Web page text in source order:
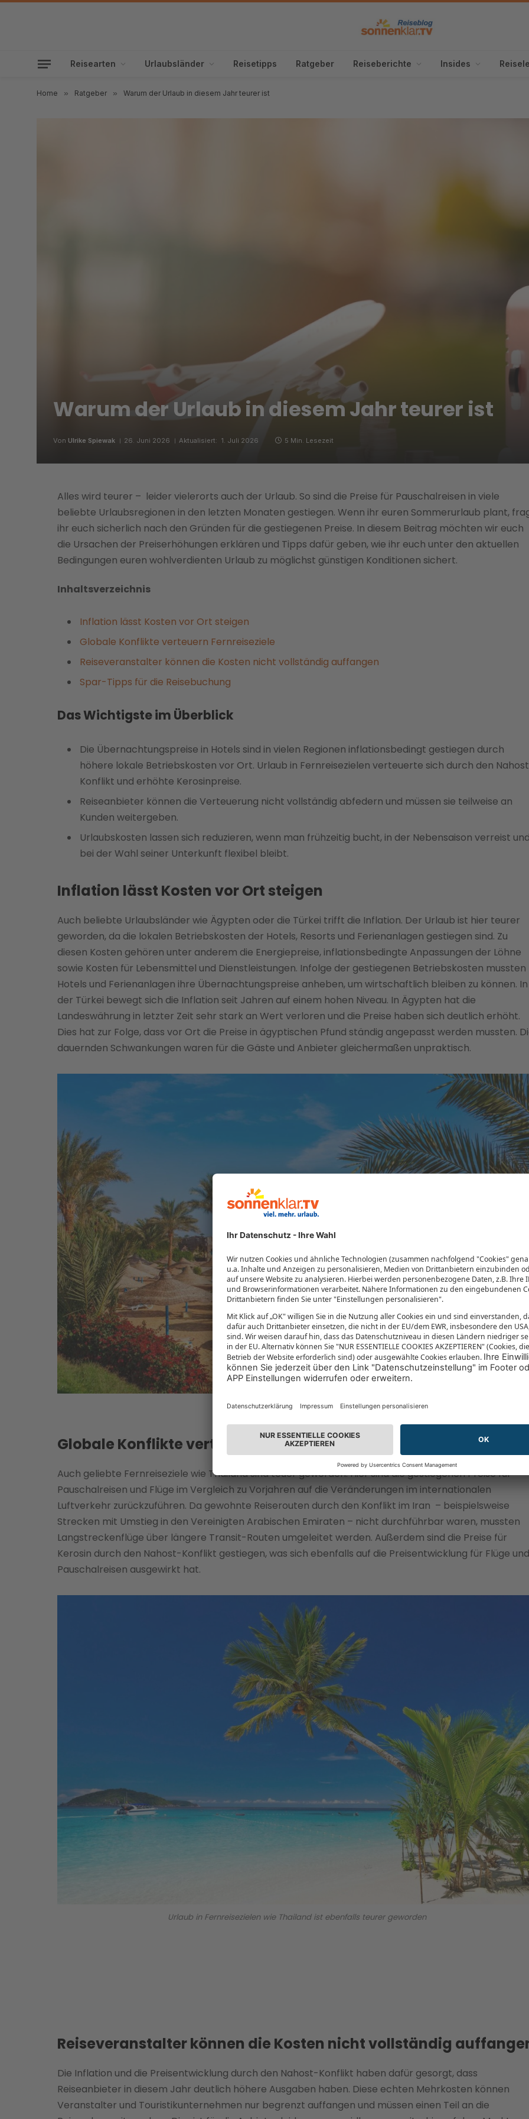
Reisearten Urlaubsländer Reisetipps Ratgeber Reiseberichte Insides
Home » Ratgeber » Warum der Urlaub in diesem Jahr teurer ist
Warum der Urlaub in diesem Jahr teurer ist
Von Ulrike Spiewak 26. Juni 2026 Aktualisiert: 1. Juli 2026 5 Min. Lesezeit
Alles wird teurer – leider vielerorts auch der Urlaub. So sind die Preise für Pauschalreisen in viele
beliebte Urlaubsregionen in den letzten Monaten gestiegen. Wenn ihr euren Sommerurlaub plant,
ihr euch sicherlich nach den Gründen für die gestiegenen Preise. In diesem Beitrag möchten wir euch
die Ursachen der Preiserhöhungen erklären und Tipps dafür geben, wie ihr euch unter den aktuellen
Bedingungen euren wohlverdienten Urlaub zu möglichst günstigen Konditionen sichert.
Inhaltsverzeichnis
Inflation lässt Kosten vor Ort steigen
Globale Konflikte verteuern Fernreiseziele
Reiseveranstalter können die Kosten nicht vollständig auffangen
Spar-Tipps für die Reisebuchung
Das Wichtigste im Überblick
Die Übernachtungspreise in Hotels sind in vielen Regionen inflationsbedingt gestiegen durch
höhere lokale Betriebskosten vor Ort. Urlaub in Fernreisezielen verteuerte sich durch den
Konflikt und erhöhte Kerosinpreise.
Reiseanbieter können die Verteuerung nicht vollständig abfedern und müssen sie teilweise an
Kunden weitergeben.
Urlaubskosten lassen sich reduzieren, wenn man frühzeitig bucht, in der Nebensaison verreist
bei der Wahl seiner Unterkunft flexibel bleibt.
Inflation lässt Kosten vor Ort steigen
Auch beliebte Urlaubsländer wie Ägypten oder die Türkei trifft die Inflation. Der Urlaub ist hier teurer
geworden, da die lokalen Betriebskosten der Hotels, Resorts und Ferienanlagen gestiegen sind. Zu
diesen Kosten gehören unter anderem die Energiepreise, inflationsbedingte Anpassungen der Löhne
sowie Kosten für Lebensmittel und Dienstleistungen. Infolge der gestiegenen Betriebskosten mussten
Hotels und Ferienanlagen ihre Übernachtungspreise anheben, um wirtschaftlich bleiben zu können. In
der Türkei bewegt sich die Inflation seit Jahren auf einem hohen Niveau. In Ägypten hat die
Landeswährung in letzter Zeit sehr stark an Wert verloren und die Preise haben sich deutlich erhöht.
Dies hat zur Folge, dass vor Ort die Preise in ägyptischen Pfund ständig angepasst werden mussten.
dauernden Schwankungen waren für die Gäste und Anbieter gleichermaßen unpraktisch.
Die Inflation lässt Urlaubspreise steigen
Globale Konflikte verteuern Fernreiseziele
Auch geliebte Fernreiseziele wie Thailand sind teuer geworden. Hier sind die gestiegenen Preise für
Pauschalreisen und Flüge im Vergleich zu Vorjahren auf die Veränderungen im internationalen
Luftverkehr zurückzuführen. Da gewohnte Reiserouten durch den Konflikt im Iran – beispielsweise
Strecken mit Umstieg in den Vereinigten Arabischen Emiraten – nicht durchführbar waren, mussten
Langstreckenflüge über längere Transit-Routen umgeleitet werden. Außerdem sind die Preise für
Kerosin durch den Nahost-Konflikt gestiegen, was sich ebenfalls auf die Preisentwicklung für Flüge und
Pauschalreisen ausgewirkt hat.
Urlaub in Fernreisezielen wie Thailand ist ebenfalls teurer geworden
Reiseveranstalter können die Kosten nicht vollständig
Die Inflation und die Preisentwicklung durch den Nahost-Konflikt haben dafür gesorgt, dass
Reiseanbieter in diesem Jahr deutlich höhere Ausgaben haben. Diese echten Mehrkosten können
Veranstalter und Touristikunternehmen nur begrenzt auffangen und müssen einen Teil an die